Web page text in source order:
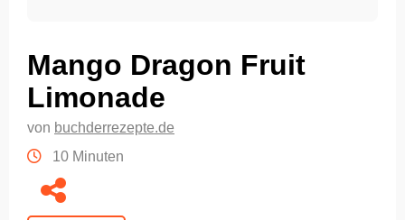
Mango Dragon Fruit
Limonade
von buchderrezepte.de
10 Minuten